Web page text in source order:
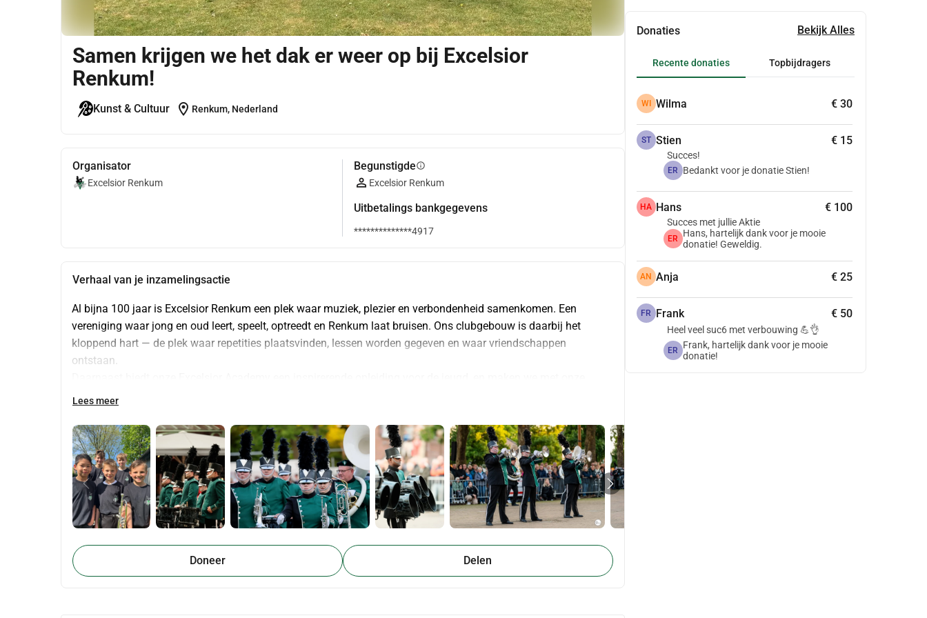
Samen krijgen we het dak er weer op bij Excelsior
Renkum!
Kunst & Cultuur location_on Renkum, Nederland
Organisator
Excelsior Renkum
Begunstigdeinfo
Excelsior Renkum
Uitbetalings bankgegevens
**************4917
Verhaal van je inzamelingsactie
Al bijna 100 jaar is Excelsior Renkum een plek waar muziek, plezier en verbondenheid samenkomen. Een
vereniging waar jong en oud leert, speelt, optreedt en Renkum laat bruisen. Ons clubgebouw is daarbij het
kloppend hart — de plek waar repetities plaatsvinden, lessen worden gegeven en waar vriendschappen
ontstaan.
slagwerkgroep SLAG muziek toegankelijk voor mensen met een beperking. Samen vormen we een warme,
Maar… ons gebouw kan niet meer mee. Het dak is versleten, de isolatie is slecht en binnen heeft het gebouw
dringend een grote opknapbeurt nodig. Zonder renovatie komt onze muziekvereniging letterlijk én figuurlijk in de
problemen.
Wat gaan we doen?
Met deze crowdfunding willen we het clubgebouw toekomstbestendig maken door:
• Het gebouw te verduurzamen door betere isolatie en een lagere energievraag, zodat we kosten besparen en
onze ecologische voetafdruk verkleinen
Lees meer
Doneer Delen
Donaties Bekijk Alles
Recente donaties Topbijdragers
WI Wilma € 30
ST Stien € 15
Succes!
ER Bedankt voor je donatie Stien!
HA Hans € 100
Succes met jullie Aktie
ER
Hans, hartelijk dank voor je mooie
donatie! Geweldig.
AN Anja € 25
FR Frank € 50
Heel veel suc6 met verbouwing 💪👌
ER
Frank, hartelijk dank voor je mooie
donatie!